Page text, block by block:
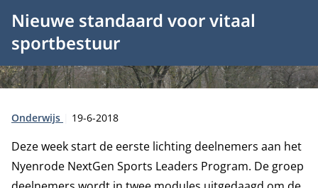
Nieuwe standaard voor vitaal
sportbestuur
Type:
Onderwijs Publicatiedatum:
19-6-2018
Deze week start de eerste lichting deelnemers aan het
Nyenrode NextGen Sports Leaders Program. De groep